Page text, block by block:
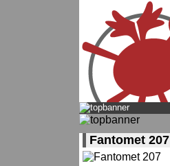
Fantomet 207